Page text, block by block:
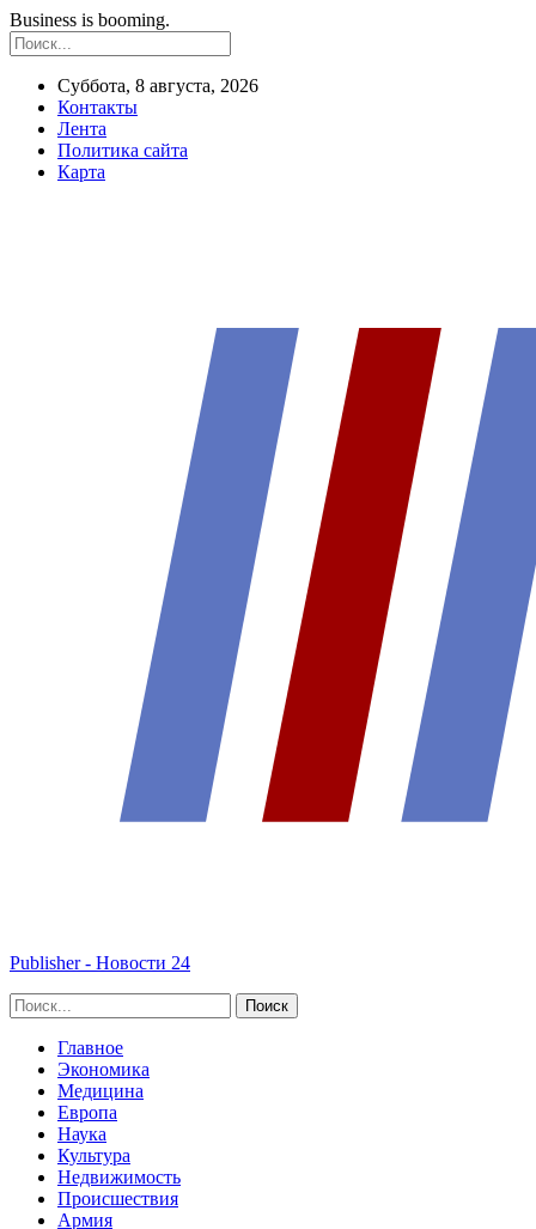
Business is booming.
Суббота, 8 августа, 2026
Контакты
Лента
Политика сайта
Карта
Publisher - Новости 24
Главное
Экономика
Медицина
Европа
Наука
Культура
Недвижимость
Происшествия
Армия